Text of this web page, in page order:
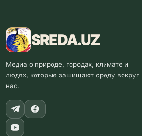
SREDA.UZ
Медиа о природе, городах, климате и
людях, которые защищают среду вокруг
нас.